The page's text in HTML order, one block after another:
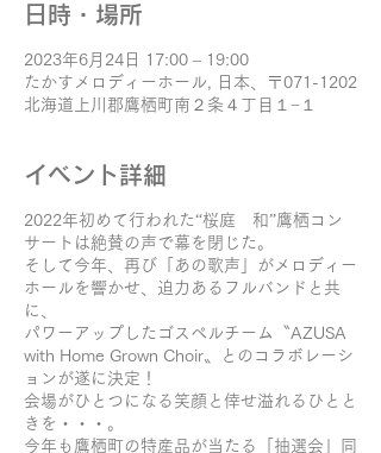
日時・場所
2023年6月24日 17:00 – 19:00
たかすメロディーホール, 日本、〒071-1202
北海道上川郡鷹栖町南２条４丁目１−１
イベント詳細
2022年初めて行われた“桜庭 和”鷹栖コン
サートは絶賛の声で幕を閉じた。
そして今年、再び「あの歌声」がメロディー
ホールを響かせ、迫力あるフルバンドと共
に、
パワーアップしたゴスペルチーム〝AZUSA
with Home Grown Choir〟とのコラボレーシ
ョンが遂に決定！
会場がひとつになる笑顔と倖せ溢れるひとと
きを・・・。
今年も鷹栖町の特産品が当たる「抽選会」同